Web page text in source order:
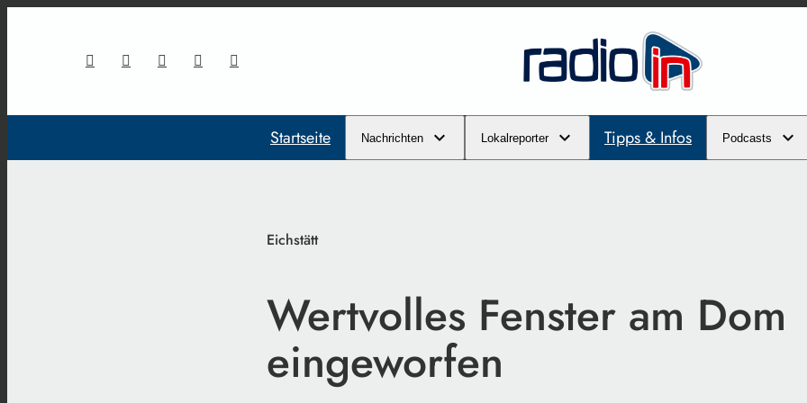
Startseite Nachrichten Lokalreporter Tipps & Infos Podcasts
Eichstätt
Wertvolles Fenster am Dom
eingeworfen